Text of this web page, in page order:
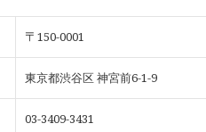
〒 150-0001
東京都渋谷区 神宮前6-1-9
03-3409-3431